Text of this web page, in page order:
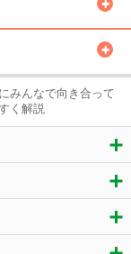
みんなで向き合って
く解説